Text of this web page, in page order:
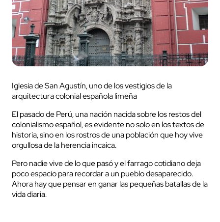
Iglesia de San Agustín, uno de los vestigios de la
arquitectura colonial española limeña
El pasado de Perú, una nación nacida sobre los restos del
colonialismo español, es evidente no solo en los textos de
historia, sino en los rostros de una población que hoy vive
orgullosa de la herencia incaica.
Pero nadie vive de lo que pasó y el farrago cotidiano deja
poco espacio para recordar a un pueblo desaparecido.
Ahora hay que pensar en ganar las pequeñas batallas de la
vida diaria.